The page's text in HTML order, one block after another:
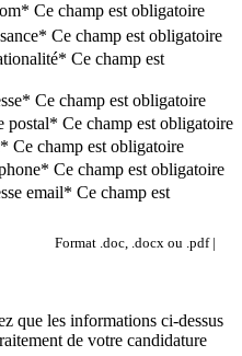
Ce champ est obligatoire
Ce champ est obligatoire
Ce champ est
Ce champ est obligatoire
postal* Ce champ est obligatoire
Ce champ est obligatoire
Ce champ est obligatoire
email* Ce champ est
Format .doc, .docx ou .pdf |
que les informations ci-dessus
de votre candidature